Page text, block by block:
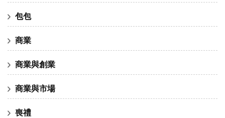
包包
商業
商業與創業
商業與市場
喪禮